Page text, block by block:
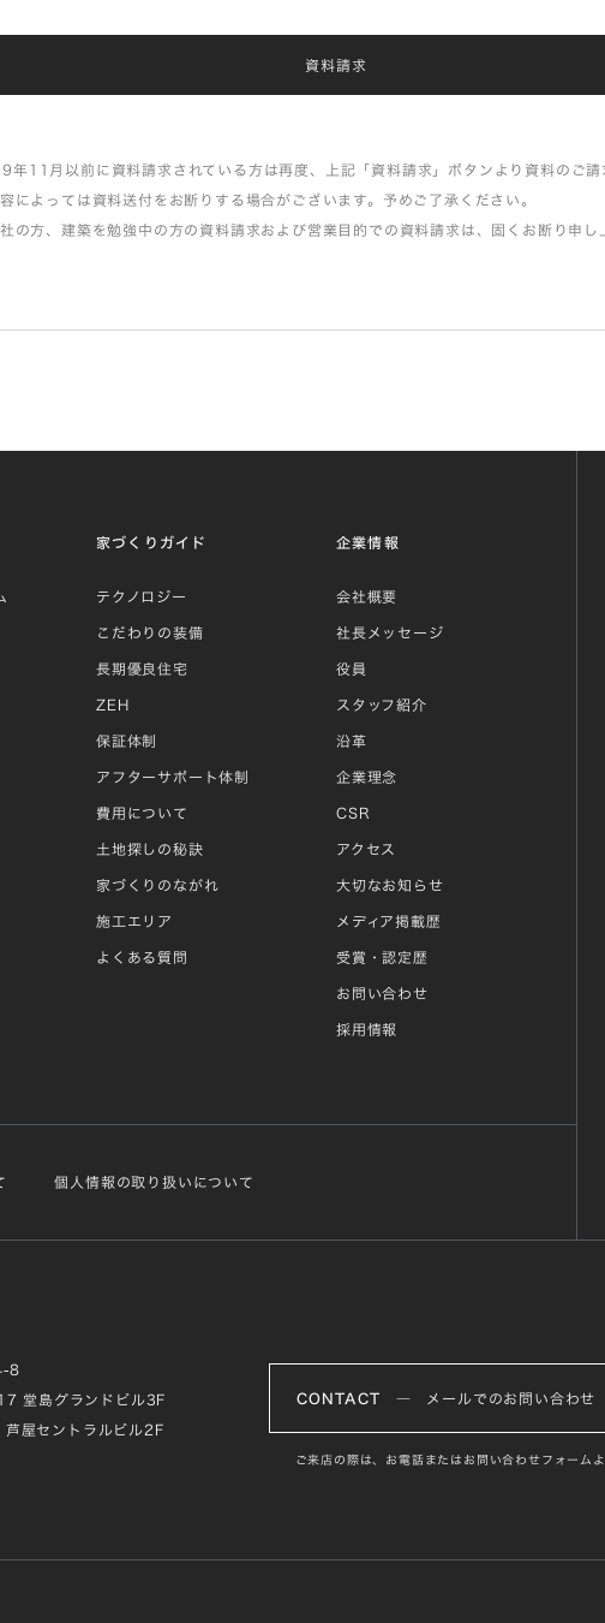
資料請求
11月以前に資料請求されている方は再度、上記「資料請求」ボタンより資料のご請
よっては資料送付をお断りする場合がございます。予めご了承ください。
の方、建築を勉強中の方の資料請求および営業目的での資料請求は、固くお断り申し
家づくりガイド
テクノロジー
こだわりの装備
長期優良住宅
ZEH
保証体制
アフターサポート体制
費用について
土地探しの秘訣
家づくりのながれ
施工エリア
よくある質問
企業情報
会社概要
社長メッセージ
役員
スタッフ紹介
沿革
企業理念
CSR
アクセス
大切なお知らせ
メディア掲載歴
受賞・認定歴
お問い合わせ
採用情報
個人情報の取り扱いについて
8
堂島グランドビル3F
屋セントラルビル2F
CONTACT ― メールでのお問い合わせ
ご来店の際は、お電話またはお問い合わせフォーム